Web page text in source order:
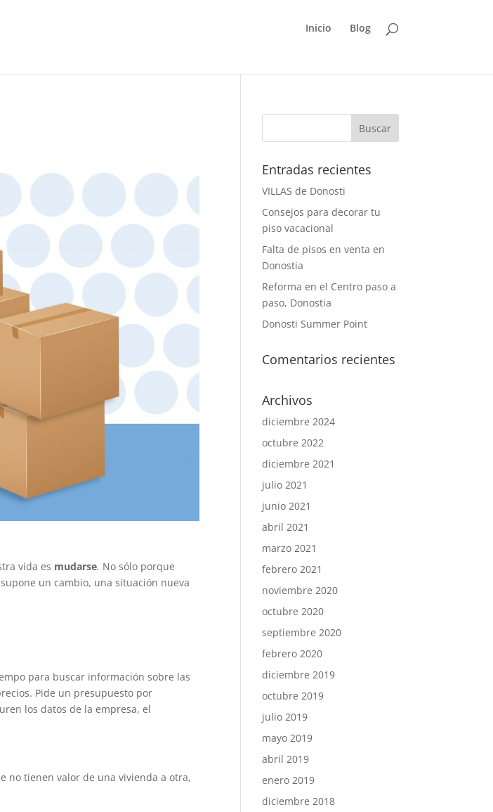
Inicio Blog
vida es mudarse. No sólo porque
un cambio, una situación nueva
para buscar información sobre las
Pide un presupuesto por
los datos de la empresa, el
no tienen valor de una vivienda a otra,
Entradas recientes
VILLAS de Donosti
Consejos para decorar tu
piso vacacional
Falta de pisos en venta en
Donostia
Reforma en el Centro paso a
paso, Donostia
Donosti Summer Point
Comentarios recientes
Archivos
diciembre 2024
octubre 2022
diciembre 2021
julio 2021
junio 2021
abril 2021
marzo 2021
febrero 2021
noviembre 2020
octubre 2020
septiembre 2020
febrero 2020
diciembre 2019
octubre 2019
julio 2019
mayo 2019
abril 2019
enero 2019
diciembre 2018